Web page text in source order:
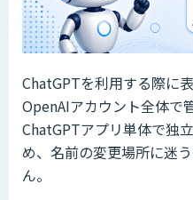
ChatGPTを利用する際に
OpenAIアカウント全体で
ChatGPTアプリ単体で独
め、名前の変更場所に迷
ん。